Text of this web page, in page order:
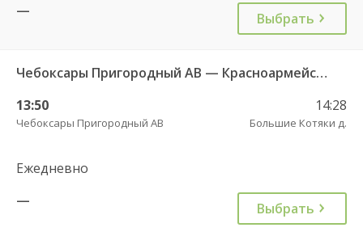
—
Выбрать
Чебоксары Пригородный АВ — Красноармейское с. ДКП 121
13:50
Чебоксары Пригородный АВ
14:28
Большие Котяки д.
Ежедневно
—
Выбрать